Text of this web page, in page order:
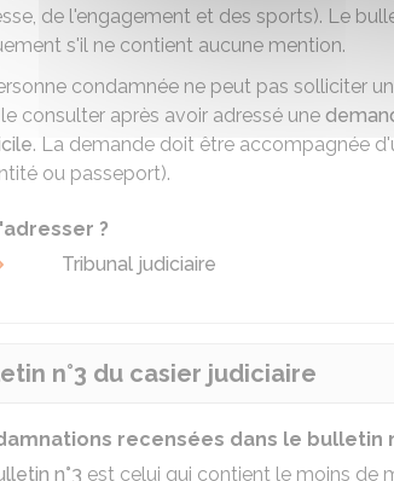
de l'engagement et des sports). Le
s'il ne contient aucune mention.
condamnée ne peut pas solliciter
consulter après avoir adressé une
. La demande doit être accompagnée
ou passeport).
?
Tribunal judiciaire
n°3 du casier judiciaire
recensées dans le bulletin
n°3 est celui qui contient le moins de